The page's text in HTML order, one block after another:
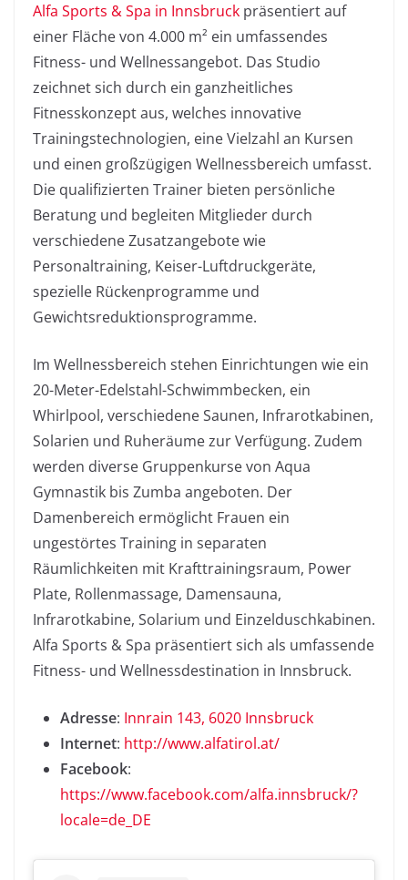
Alfa Sports & Spa in Innsbruck präsentiert auf
einer Fläche von 4.000 m² ein umfassendes
Fitness- und Wellnessangebot. Das Studio
zeichnet sich durch ein ganzheitliches
Fitnesskonzept aus, welches innovative
Trainingstechnologien, eine Vielzahl an Kursen
und einen großzügigen Wellnessbereich umfasst.
Die qualifizierten Trainer bieten persönliche
Beratung und begleiten Mitglieder durch
verschiedene Zusatzangebote wie
Personaltraining, Keiser-Luftdruckgeräte,
spezielle Rückenprogramme und
Gewichtsreduktionsprogramme.
Im Wellnessbereich stehen Einrichtungen wie ein
20-Meter-Edelstahl-Schwimmbecken, ein
Whirlpool, verschiedene Saunen, Infrarotkabinen,
Solarien und Ruheräume zur Verfügung. Zudem
werden diverse Gruppenkurse von Aqua
Gymnastik bis Zumba angeboten. Der
Damenbereich ermöglicht Frauen ein
ungestörtes Training in separaten
Räumlichkeiten mit Krafttrainingsraum, Power
Plate, Rollenmassage, Damensauna,
Infrarotkabine, Solarium und Einzelduschkabinen.
Alfa Sports & Spa präsentiert sich als umfassende
Fitness- und Wellnessdestination in Innsbruck.
Adresse: Innrain 143, 6020 Innsbruck
Internet: http://www.alfatirol.at/
Facebook:
https://www.facebook.com/alfa.innsbruck/?
locale=de_DE